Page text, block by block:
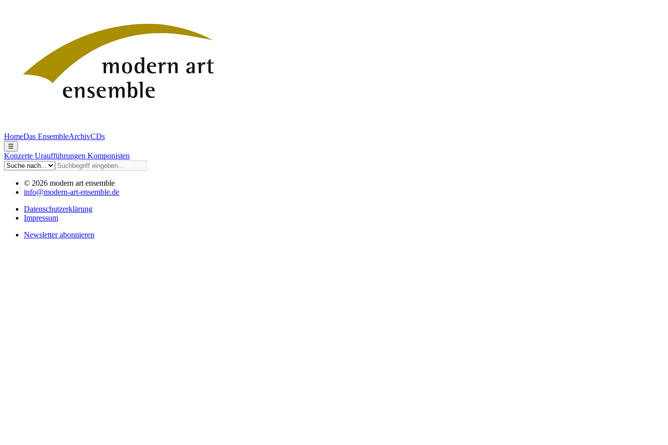
HomeDas EnsembleArchivCDs
☰
Konzerte Uraufführungen Komponisten
© 2026 modern art ensemble
info@modern-art-ensemble.de
Datenschutzerklärung
Impressum
Newsletter abonnieren